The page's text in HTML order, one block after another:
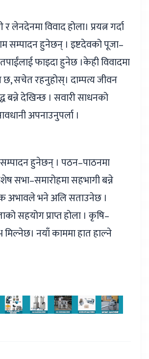
र लेनदेनमा विवाद होला। प्रयत्न गर्दा
सम्पादन हुनेछन् । इष्टदेवको पूजा–
फाइदा हुनेछ ।केही विवादमा
सचेत रहनुहोस्। दाम्पत्य जीवन
देखिन्छ । सवारी साधनको
अपनाउनुपर्ला ।
हुनेछन् । पठन–पाठनमा
सभा–समारोहमा सहभागी बन्ने
अभावले भने अलि सताउनेछ ।
सहयोग प्राप्त होला । कृषि–
मिल्नेछ। नयाँ काममा हात हाल्ने